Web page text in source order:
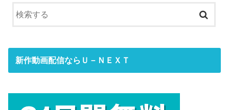
新作動画配信ならＵ－ＮＥＸＴ